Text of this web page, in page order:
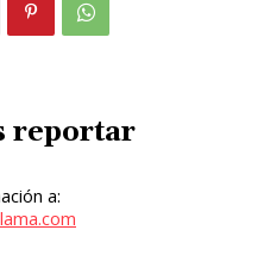
reportar
a: